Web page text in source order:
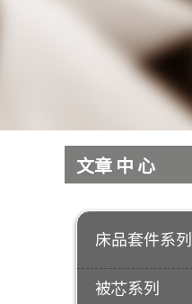
​产品分类
​文章中心
床品套件系列
被芯系列